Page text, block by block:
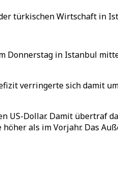
türkischen Wirtschaft in
Donnerstag in Istanbul
verringerte sich damit
US-Dollar. Damit übertraf
als im Vorjahr. Das